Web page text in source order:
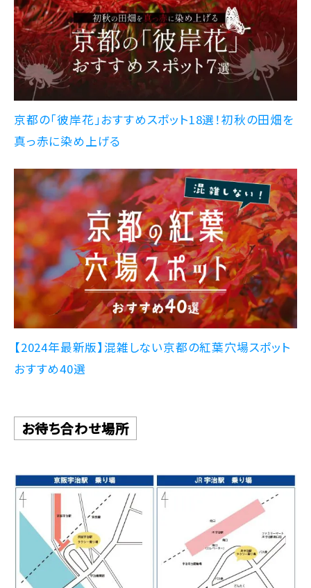
京都の「彼岸花」おすすめスポット18選！初秋の田畑を
真っ赤に染め上げる
【2024年最新版】混雑しない京都の紅葉穴場スポット
おすすめ40選
お待ち合わせ場所